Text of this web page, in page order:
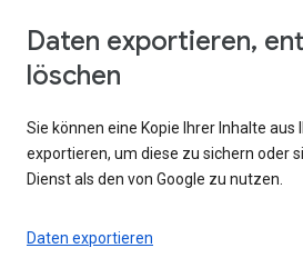
Daten exportieren,
löschen
Sie können eine Kopie Ihrer Inhalte aus
exportieren, um diese zu sichern oder
Dienst als den von Google zu nutzen.
Daten exportieren